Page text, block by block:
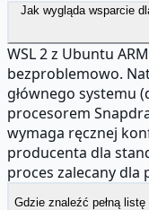
Jak wygląda wsparcie
WSL 2 z Ubuntu
bezproblemowo.
głównego systemu
procesorem
wymaga ręcznej
producenta dla
proces zalecany dla
Gdzie znaleźć pełną